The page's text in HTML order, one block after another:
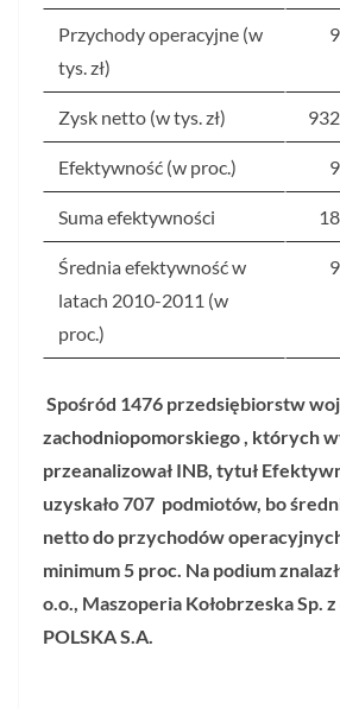
Przychody operacyjne (w
tys. zł)
Zysk netto (w tys. zł)
Efektywność (w proc.)
Suma efektywności
Średnia efektywność w
latach 2010-2011 (w
proc.)
Spośród 1476 przedsiębiorstw
zachodniopomorskiego , których
przeanalizował INB, tytuł
uzyskało 707 podmiotów, bo
netto do przychodów
minimum 5 proc. Na podium
o.o., Maszoperia Kołobrzeska Sp.
POLSKA S.A.